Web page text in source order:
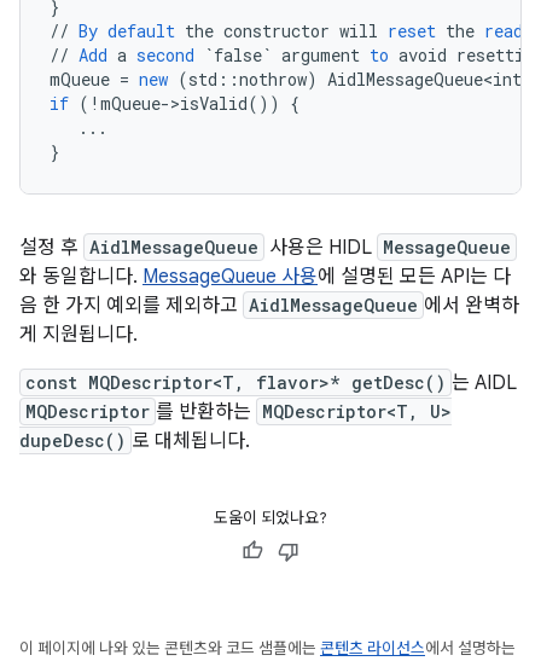
}
// By default the constructor will reset the read
// Add a second `false` argument to avoid
mQueue = new (std ::nothrow)
if ( ! mQueue->isValid())
{
...
}
설정 후 AidlMessageQueue 사용은 HIDL MessageQueue
와 동일합니다. MessageQueue 사용에 설명된 모든 API는 다
음 한 가지 예외를 제외하고 AidlMessageQueue 에서 완벽하
게 지원됩니다.
const MQDescriptor<T, flavor>* getDesc() 는 AIDL
MQDescriptor 를 반환하는 MQDescriptor<T, U>
dupeDesc() 로 대체됩니다.
도움이 되었나요?
이 페이지에 나와 있는 콘텐츠와 코드 샘플에는 콘텐츠 라이선스에서 설명하는